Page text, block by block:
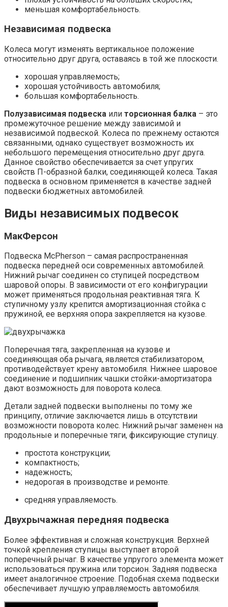
меньшая комфортабельность.
Независимая подвеска
Колеса могут изменять вертикальное положение
относительно друг друга, оставаясь в той же плоскости.
хорошая управляемость;
хорошая устойчивость автомобиля;
большая комфортабельность.
Полузависимая подвеска или торсионная балка – это
промежуточное решение между зависимой и
независимой подвеской. Колеса по прежнему остаются
связанными, однако существует возможность их
небольшого перемещения относительно друг друга.
Данное свойство обеспечивается за счет упругих
свойств П-образной балки, соединяющей колеса. Такая
подвеска в основном применяется в качестве задней
подвески бюджетных автомобилей.
Виды независимых подвесок
МакФерсон
Подвеска McPherson – самая распространенная
подвеска передней оси современных автомобилей.
Нижний рычаг соединен со ступицей посредством
шаровой опоры. В зависимости от его конфигурации
может применяться продольная реактивная тяга. К
ступичному узлу крепится амортизационная стойка с
пружиной, ее верхняя опора закрепляется на кузове.
Поперечная тяга, закрепленная на кузове и
соединяющая оба рычага, является стабилизатором,
противодействует крену автомобиля. Нижнее шаровое
соединение и подшипник чашки стойки-амортизатора
дают возможность для поворота колеса.
Детали задней подвески выполнены по тому же
принципу, отличие заключается лишь в отсутствии
возможности поворота колес. Нижний рычаг заменен на
продольные и поперечные тяги, фиксирующие ступицу.
простота конструкции;
компактность;
надежность;
недорогая в производстве и ремонте.
средняя управляемость.
Двухрычажная передняя подвеска
Более эффективная и сложная конструкция. Верхней
точкой крепления ступицы выступает второй
поперечный рычаг. В качестве упругого элемента может
использоваться пружина или торсион. Задняя подвеска
имеет аналогичное строение. Подобная схема подвески
обеспечивает лучшую управляемость автомобиля.